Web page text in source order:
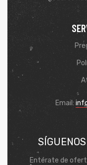
Email:
Entérate de